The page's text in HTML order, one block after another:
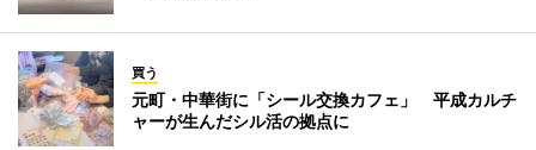
買う
元町・中華街に「シール交換カフェ」 平成カルチ
ャーが生んだシル活の拠点に